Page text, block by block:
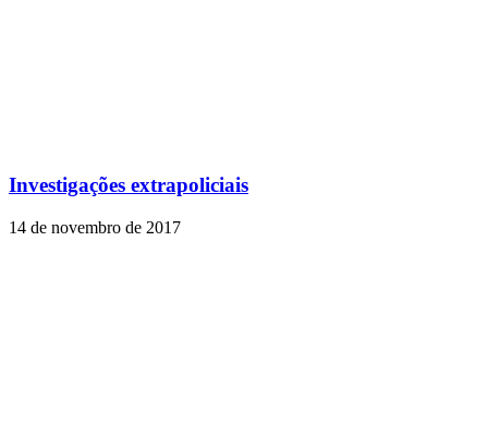
Investigações extrapoliciais
14 de novembro de 2017